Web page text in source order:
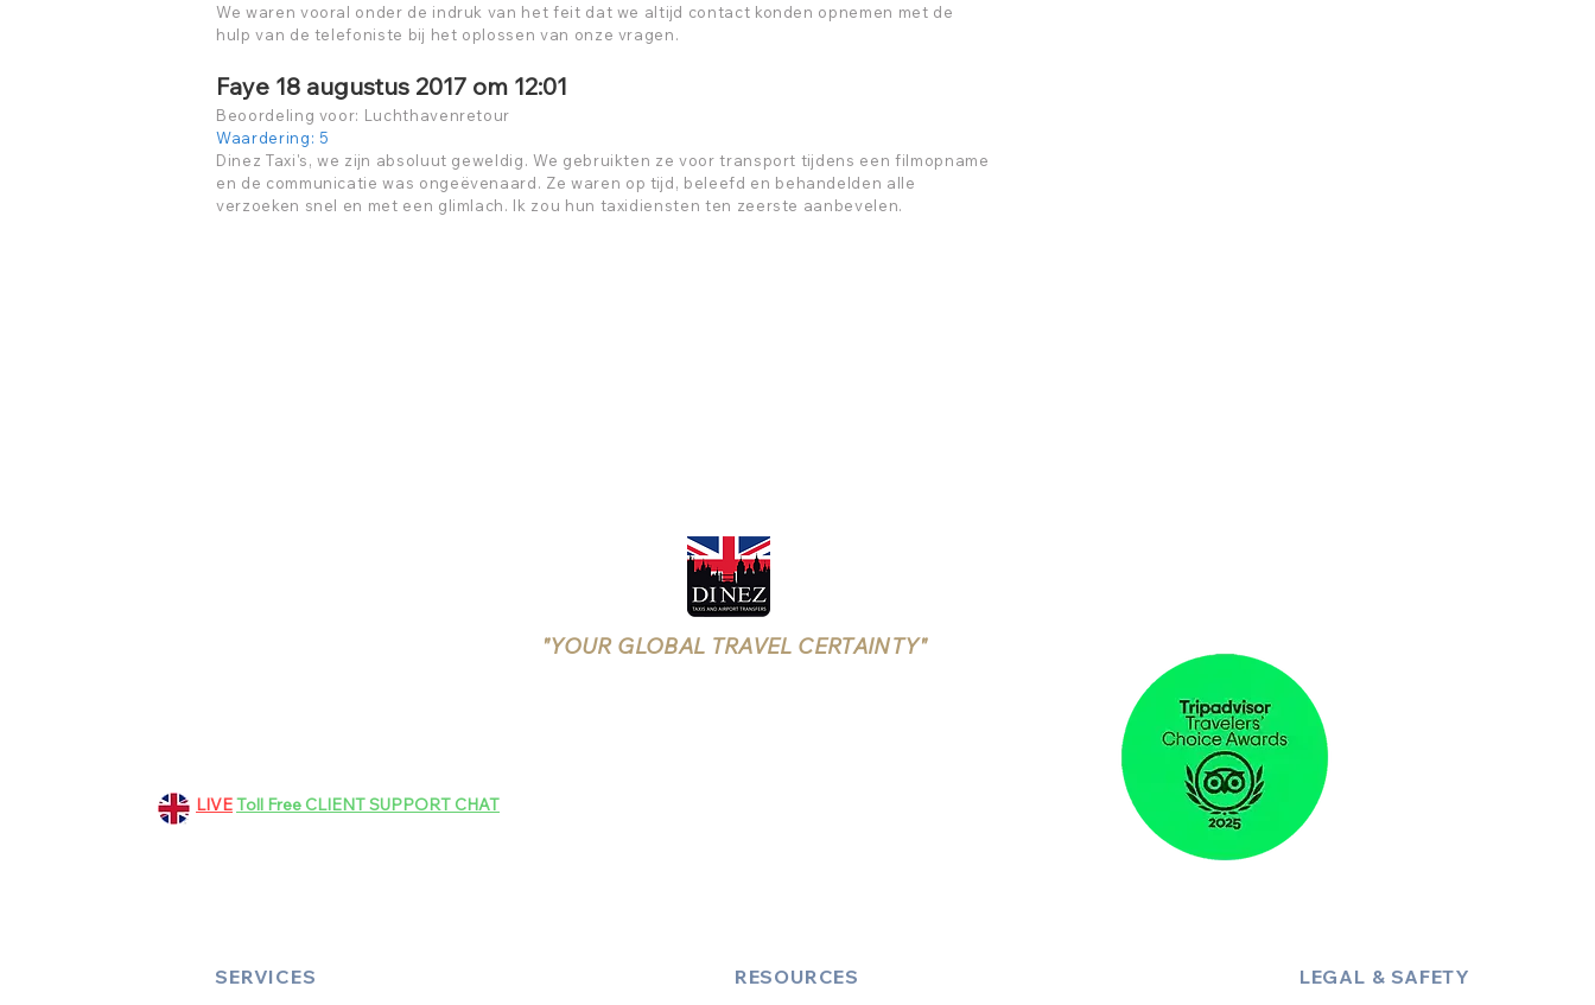
We waren vooral onder de indruk van het feit dat we altijd contact konden opnemen met de
hulp van de telefoniste bij het oplossen van onze vragen.
Faye 18 augustus 2017 om 12:01
Beoordeling voor: Luchthavenretour
Waardering: 5
Dinez Taxi's, we zijn absoluut geweldig. We gebruikten ze voor transport tijdens een filmopname
en de communicatie was ongeëvenaard. Ze waren op tijd, beleefd en behandelden alle
verzoeken snel en met een glimlach. Ik zou hun taxidiensten ten zeerste aanbevelen.
"YOUR GLOBAL TRAVEL CERTAINTY"
LIVEToll Free CLIENT SUPPORT CHAT
SERVICES LEGAL & SAFETY
RESOURCES